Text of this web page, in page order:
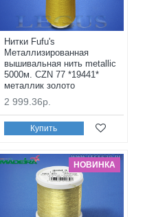
Нитки Fufu's
Металлизированная
вышивальная нить metallic
5000м. CZN 77 *19441*
металлик золото
2 999.36р.
Купить
НОВИНКА